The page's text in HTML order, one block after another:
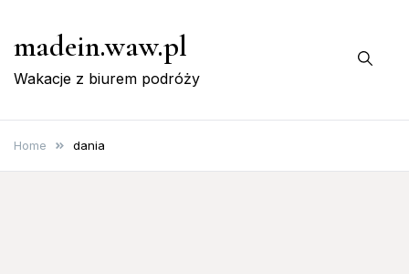
madein.waw.pl
Wakacje z biurem podróży
Home dania